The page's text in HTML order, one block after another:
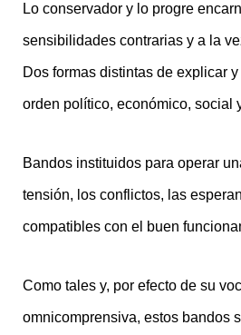
Lo conservador y lo progre
sensibilidades contrarias y a la
Dos formas distintas de explicar
orden político, económico, social
Bandos instituidos para operar
tensión, los conflictos, las
compatibles con el buen
Como tales y, por efecto de su
omnicomprensiva, estos bandos